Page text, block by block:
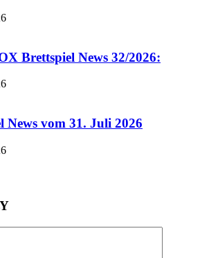
Brettspiel News 32/2026:
News vom 31. Juli 2026